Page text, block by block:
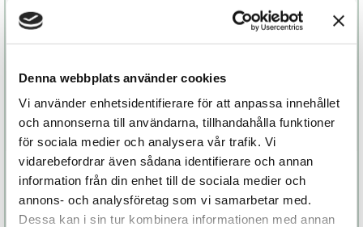
Denna webbplats använder cookies
Vi använder enhetsidentifierare för att anpassa innehållet
och annonserna till användarna, tillhandahålla funktioner
för sociala medier och analysera vår trafik. Vi
vidarebefordrar även sådana identifierare och annan
information från din enhet till de sociala medier och
annons- och analysföretag som vi samarbetar med.
Dessa kan i sin tur kombinera informationen med annan
G Real
1 299 kr
Niut Magic Wand
599 kr